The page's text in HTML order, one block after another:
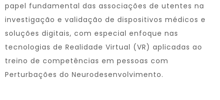
papel fundamental das associações de utentes na
investigação e validação de dispositivos médicos e
soluções digitais, com especial enfoque nas
tecnologias de Realidade Virtual (VR) aplicadas ao
treino de competências em pessoas com
Perturbações do Neurodesenvolvimento.